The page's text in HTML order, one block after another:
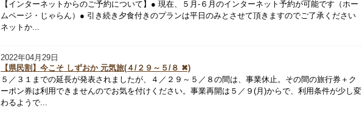
【インターネットからのご予約について】● 現在、５月-６月のインターネット予約が可能です（ホー
ムページ・じゃらん）● 引き続き夕食付きのプランは平日のみとさせて頂きますのでご了承ください
ネットか...
2022年04月29日
【県民割】今こそ しずおか 元気旅(４/２９～５/８ ✖)
５／３１までの延長が発表されましたが、４／２９～５／８の間は、事業休止。その間の旅行券＋ク
ーポン券は利用できませんのでお気を付けください。事業再開は５／９(月)からで、利用条件が少し変
わるようで...